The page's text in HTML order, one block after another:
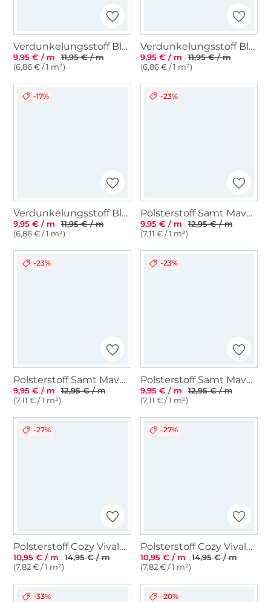
Verdunkelungsstoff Black Out, dunkelblau
9,95 € / m
11,95 € / m
(6,86 € / 1 m²)
Verdunkelungsstoff Black Out, hellbeige
9,95 € / m
11,95 € / m
(6,86 € / 1 m²)
-17%
Verdunkelungsstoff Black Out, schwarz
9,95 € / m
11,95 € / m
(6,86 € / 1 m²)
-23%
Polsterstoff Samt Mavel, beige
9,95 € / m
12,95 € / m
(7,11 € / 1 m²)
-23%
Polsterstoff Samt Mavel, taupe
9,95 € / m
12,95 € / m
(7,11 € / 1 m²)
-23%
Polsterstoff Samt Mavel, schwarz
9,95 € / m
12,95 € / m
(7,11 € / 1 m²)
-27%
Polsterstoff Cozy Vivaldi, dunkelgrün
10,95 € / m
14,95 € / m
(7,82 € / 1 m²)
-27%
Polsterstoff Cozy Vivaldi, altrosa
10,95 € / m
14,95 € / m
(7,82 € / 1 m²)
-33% -20%